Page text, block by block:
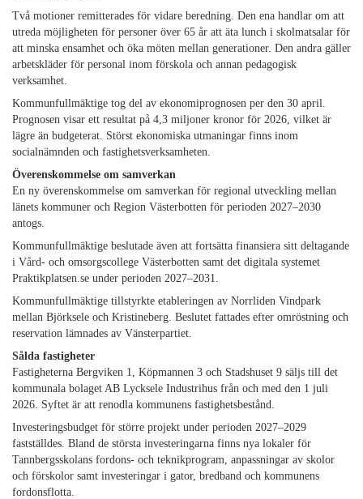
Två motioner remitterades för vidare beredning. Den ena handlar om att
utreda möjligheten för personer över 65 år att äta lunch i skolmatsalar för
att minska ensamhet och öka möten mellan generationer. Den andra gäller
arbetskläder för personal inom förskola och annan pedagogisk
verksamhet.
Kommunfullmäktige tog del av ekonomiprognosen per den 30 april.
Prognosen visar ett resultat på 4,3 miljoner kronor för 2026, vilket är
lägre än budgeterat. Störst ekonomiska utmaningar finns inom
socialnämnden och fastighetsverksamheten.
Överenskommelse om samverkan
En ny överenskommelse om samverkan för regional utveckling mellan
länets kommuner och Region Västerbotten för perioden 2027–2030
antogs.
Kommunfullmäktige beslutade även att fortsätta finansiera sitt deltagande
i Vård- och omsorgscollege Västerbotten samt det digitala systemet
Praktikplatsen.se under perioden 2027–2031.
Kommunfullmäktige tillstyrkte etableringen av Norrliden Vindpark
mellan Björksele och Kristineberg. Beslutet fattades efter omröstning och
reservation lämnades av Vänsterpartiet.
Sålda fastigheter
Fastigheterna Bergviken 1, Köpmannen 3 och Stadshuset 9 säljs till det
kommunala bolaget AB Lycksele Industrihus från och med den 1 juli
2026. Syftet är att renodla kommunens fastighetsbestånd.
Investeringsbudget för större projekt under perioden 2027–2029
fastställdes. Bland de största investeringarna finns nya lokaler för
Tannbergsskolans fordons- och teknikprogram, anpassningar av skolor
och förskolor samt investeringar i gator, bredband och kommunens
fordonsflotta.